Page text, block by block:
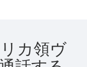
カ領ヴ